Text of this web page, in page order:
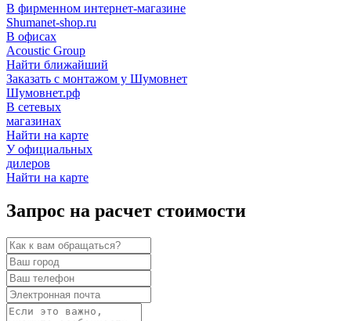
В фирменном интернет-магазине
Shumanet-shop.ru
В офисах
Acoustic Group
Найти ближайший
Заказать с монтажом у Шумовнет
Шумовнет.рф
В сетевых
магазинах
Найти на карте
У официальных
дилеров
Найти на карте
Запрос на расчет стоимости